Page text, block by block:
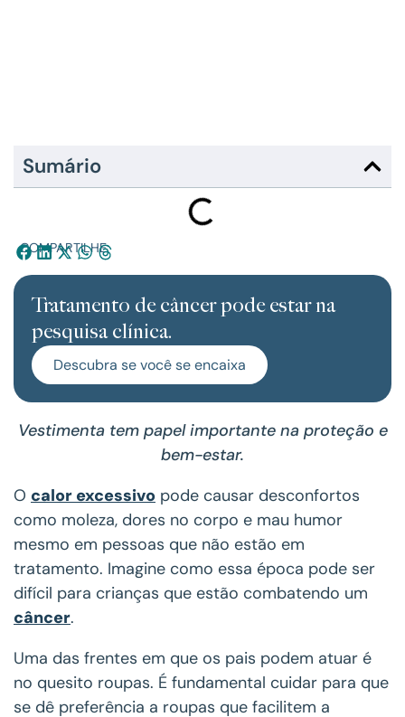
Sumário
COMPARTILHE:
Tratamento de câncer pode estar na
pesquisa clínica.
Descubra se você se encaixa
Vestimenta tem papel importante na proteção e
bem-estar.
O calor excessivo pode causar desconfortos
como moleza, dores no corpo e mau humor
mesmo em pessoas que não estão em
tratamento. Imagine como essa época pode ser
difícil para crianças que estão combatendo um
câncer.
Uma das frentes em que os pais podem atuar é
no quesito roupas. É fundamental cuidar para que
se dê preferência a roupas que facilitem a